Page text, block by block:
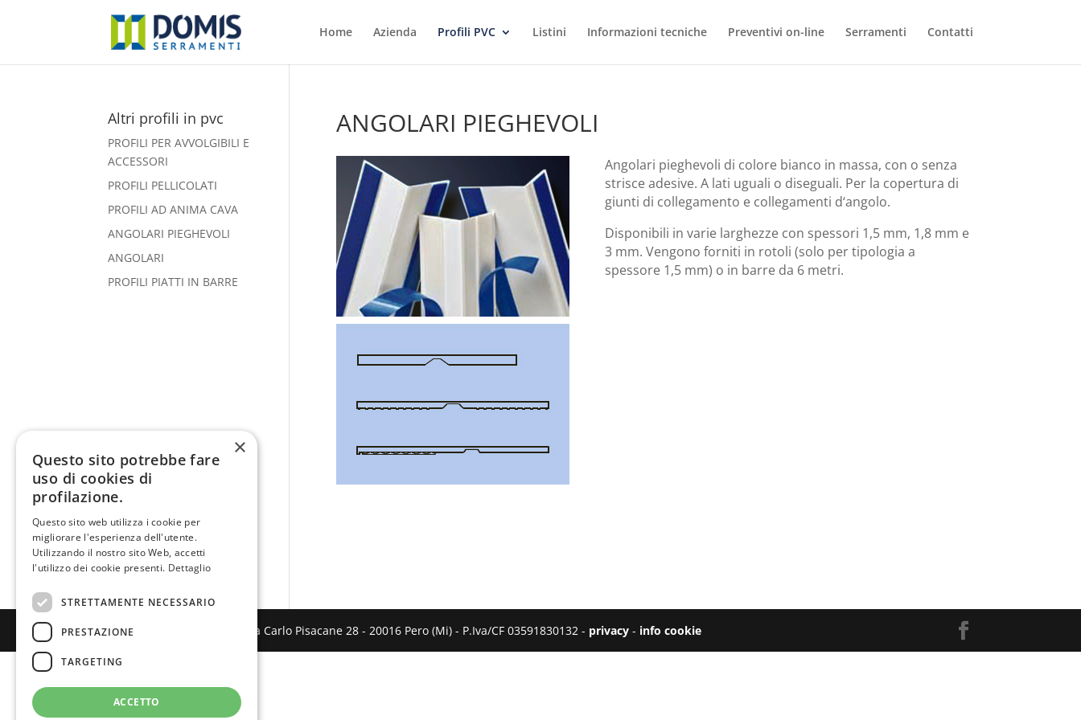
Home Azienda Profili PVC Listini Informazioni tecniche Preventivi on-line Serramenti Contatti
ANGOLARI PIEGHEVOLI
Angolari pieghevoli di colore bianco in massa, con o senza
strisce adesive. A lati uguali o diseguali. Per la copertura di
giunti di collegamento e collegamenti d‘angolo.
Disponibili in varie larghezze con spessori 1,5 mm, 1,8 mm e
3 mm. Vengono forniti in rotoli (solo per tipologia a
spessore 1,5 mm) o in barre da 6 metri.
Altri profili in pvc
PROFILI PER AVVOLGIBILI E
ACCESSORI
PROFILI PELLICOLATI
PROFILI AD ANIMA CAVA
ANGOLARI PIEGHEVOLI
ANGOLARI
PROFILI PIATTI IN BARRE
Domis Serramenti S.r.l.s. Via Carlo Pisacane 28 - 20016 Pero (Mi) - P.Iva/CF 03591830132 - privacy - info cookie
×
Questo sito potrebbe fare
uso di cookies di
profilazione.
Questo sito web utilizza i cookie per
migliorare l'esperienza dell'utente.
Utilizzando il nostro sito Web, accetti
l'utilizzo dei cookie presenti. Dettaglio
STRETTAMENTE NECESSARIO
PRESTAZIONE
TARGETING
ACCETTO